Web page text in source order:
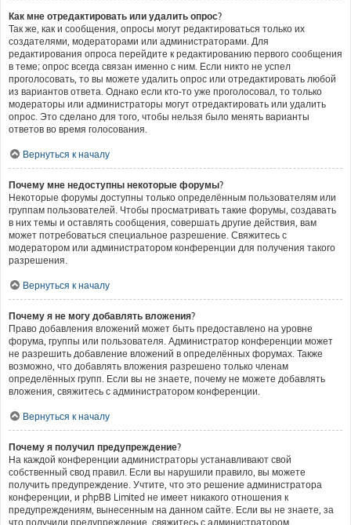
Как мне отредактировать или удалить опрос?
Так же, как и сообщения, опросы могут редактироваться только их
создателями, модераторами или администраторами. Для
редактирования опроса перейдите к редактированию первого сообщения
в теме; опрос всегда связан именно с ним. Если никто не успел
проголосовать, то вы можете удалить опрос или отредактировать любой
из вариантов ответа. Однако если кто-то уже проголосовал, то только
модераторы или администраторы могут отредактировать или удалить
опрос. Это сделано для того, чтобы нельзя было менять варианты
ответов во время голосования.
Вернуться к началу
Почему мне недоступны некоторые форумы?
Некоторые форумы доступны только определённым пользователям или
группам пользователей. Чтобы просматривать такие форумы, создавать
в них темы и оставлять сообщения, совершать другие действия, вам
может потребоваться специальное разрешение. Свяжитесь с
модератором или администратором конференции для получения такого
разрешения.
Вернуться к началу
Почему я не могу добавлять вложения?
Право добавления вложений может быть предоставлено на уровне
форума, группы или пользователя. Администратор конференции может
не разрешить добавление вложений в определённых форумах. Также
возможно, что добавлять вложения разрешено только членам
определённых групп. Если вы не знаете, почему не можете добавлять
вложения, свяжитесь с администратором конференции.
Вернуться к началу
Почему я получил предупреждение?
На каждой конференции администраторы устанавливают свой
собственный свод правил. Если вы нарушили правило, вы можете
получить предупреждение. Учтите, что это решение администратора
конференции, и phpBB Limited не имеет никакого отношения к
предупреждениям, вынесенным на данном сайте. Если вы не знаете, за
что получили предупреждение, свяжитесь с администратором